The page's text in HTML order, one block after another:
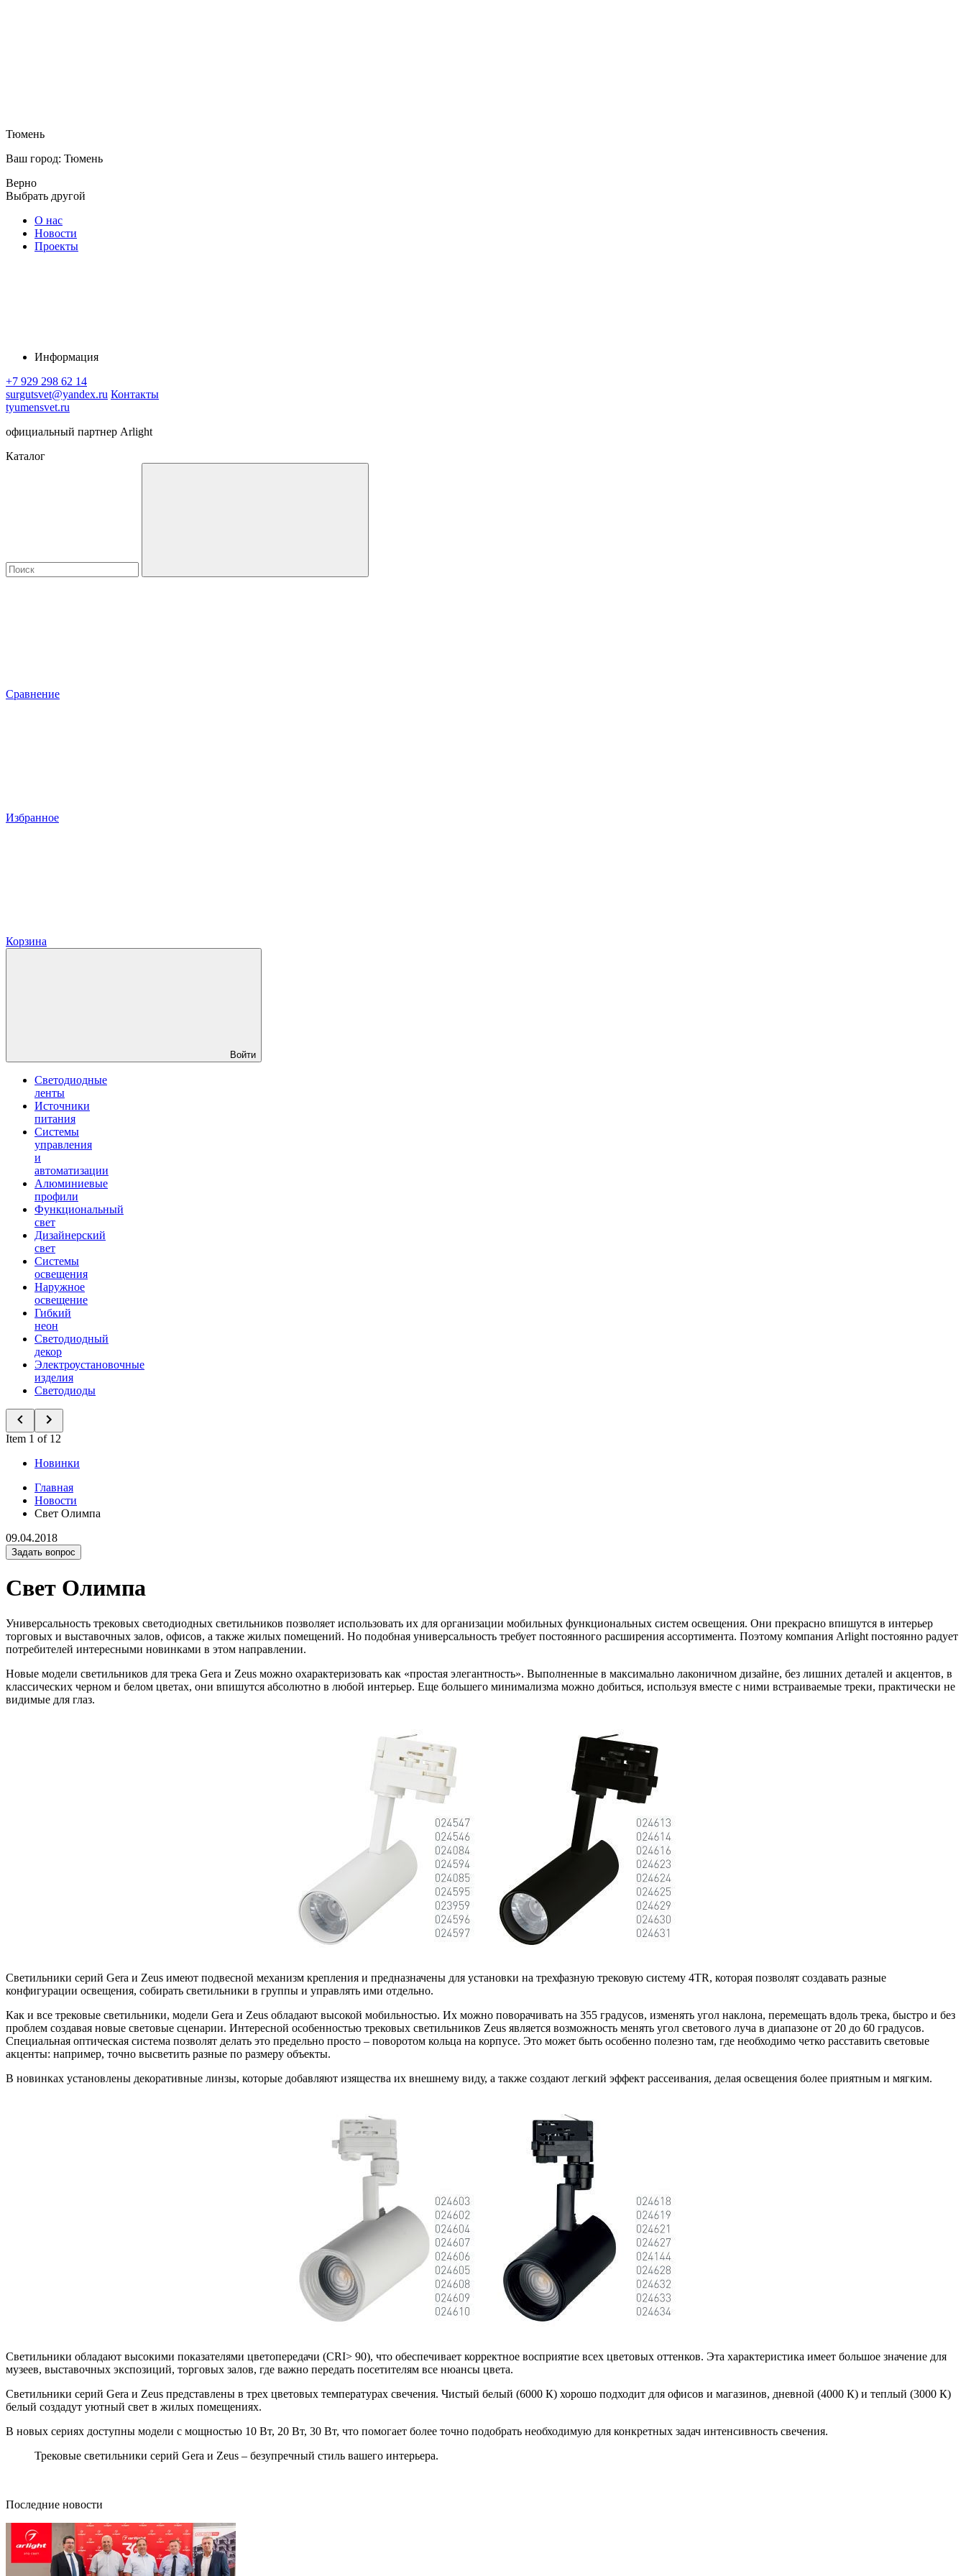
Тюмень
Ваш город: Тюмень
Верно
Выбрать другой
О нас
Новости
Проекты
Информация
+7 929 298 62 14
surgutsvet@yandex.ru Контакты
tyumensvet.ru
официальный партнер Arlight
Каталог
Сравнение
Избранное
Корзина
Войти
Светодиодные
ленты
Источники
питания
Системы
управления
и
автоматизации
Алюминиевые
профили
Функциональный
свет
Дизайнерский
свет
Системы
освещения
Наружное
освещение
Гибкий
неон
Светодиодный
декор
Электроустановочные
изделия
Светодиоды
Item 1 of 12
Новинки
Главная
Новости
Свет Олимпа
09.04.2018
Задать вопрос
Свет Олимпа
Универсальность трековых светодиодных светильников позволяет использовать их для организации мобильных функциональных систем освещения. Они прекрасно впишутся в интерьер
торговых и выставочных залов, офисов, а также жилых помещений. Но подобная универсальность требует постоянного расширения ассортимента. Поэтому компания Arlight постоянно радует
потребителей интересными новинками в этом направлении.
Новые модели светильников для трека Gera и Zeus можно охарактеризовать как «простая элегантность». Выполненные в максимально лаконичном дизайне, без лишних деталей и акцентов, в
классических черном и белом цветах, они впишутся абсолютно в любой интерьер. Еще большего минимализма можно добиться, используя вместе с ними встраиваемые треки, практически не
видимые для глаз.
Светильники серий Gera и Zeus имеют подвесной механизм крепления и предназначены для установки на трехфазную трековую систему 4TR, которая позволят создавать разные
конфигурации освещения, собирать светильники в группы и управлять ими отдельно.
Как и все трековые светильники, модели Gera и Zeus обладают высокой мобильностью. Их можно поворачивать на 355 градусов, изменять угол наклона, перемещать вдоль трека, быстро и без
проблем создавая новые световые сценарии. Интересной особенностью трековых светильников Zeus является возможность менять угол светового луча в диапазоне от 20 до 60 градусов.
Специальная оптическая система позволят делать это предельно просто – поворотом кольца на корпусе. Это может быть особенно полезно там, где необходимо четко расставить световые
акценты: например, точно высветить разные по размеру объекты.
В новинках установлены декоративные линзы, которые добавляют изящества их внешнему виду, а также создают легкий эффект рассеивания, делая освещения более приятным и мягким.
Светильники обладают высокими показателями цветопередачи (CRI> 90), что обеспечивает корректное восприятие всех цветовых оттенков. Эта характеристика имеет большое значение для
музеев, выставочных экспозиций, торговых залов, где важно передать посетителям все нюансы цвета.
Светильники серий Gera и Zeus представлены в трех цветовых температурах свечения. Чистый белый (6000 К) хорошо подходит для офисов и магазинов, дневной (4000 К) и теплый (3000 К)
белый создадут уютный свет в жилых помещениях.
В новых сериях доступны модели с мощностью 10 Вт, 20 Вт, 30 Вт, что помогает более точно подобрать необходимую для конкретных задач интенсивность свечения.
Трековые светильники серий Gera и Zeus – безупречный стиль вашего интерьера.
Последние новости